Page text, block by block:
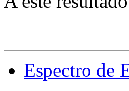
Espectro de